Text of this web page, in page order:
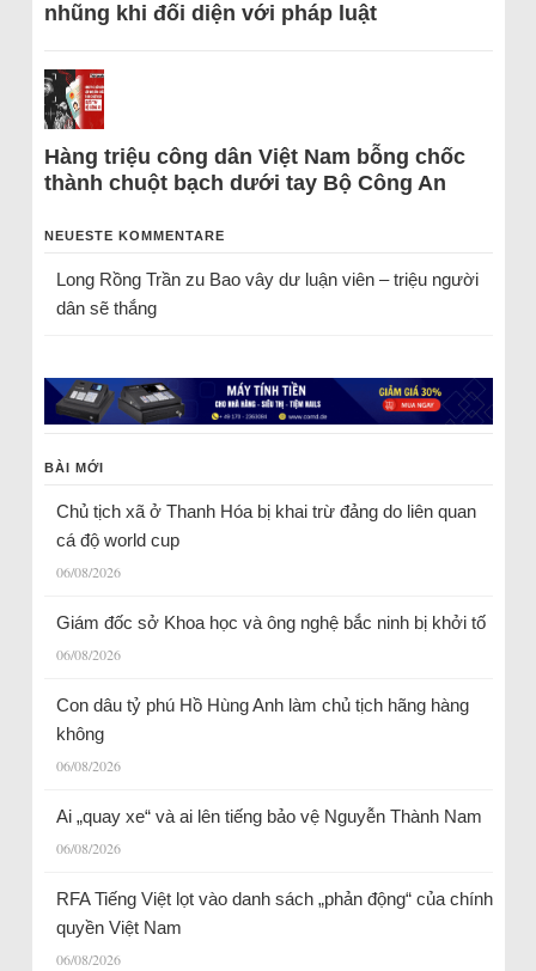
nhũng khi đối diện với pháp luật
Hàng triệu công dân Việt Nam bỗng chốc
thành chuột bạch dưới tay Bộ Công An
NEUESTE KOMMENTARE
Long Rồng Trầnzu Bao vây dư luận viên – triệu người
dân sẽ thắng
BÀI MỚI
Chủ tịch xã ở Thanh Hóa bị khai trừ đảng do liên quan
cá độ world cup
06/08/2026
Giám đốc sở Khoa học và ông nghệ bắc ninh bị khởi tố
06/08/2026
Con dâu tỷ phú Hồ Hùng Anh làm chủ tịch hãng hàng
không
06/08/2026
Ai „quay xe“ và ai lên tiếng bảo vệ Nguyễn Thành Nam
06/08/2026
RFA Tiếng Việt lọt vào danh sách „phản động“ của chính
quyền Việt Nam
06/08/2026